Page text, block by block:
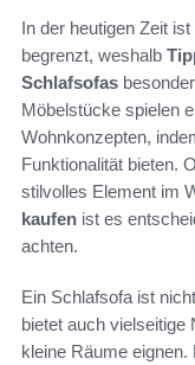
In der heutigen Zeit
begrenzt, weshalb
Schlafsofas
Möbelstücke spielen
Wohnkonzepten,
Funktionalität bieten.
stilvolles Element im
kaufen ist es
achten.
Ein Schlafsofa ist
bietet auch vielseitige
kleine Räume eignen.